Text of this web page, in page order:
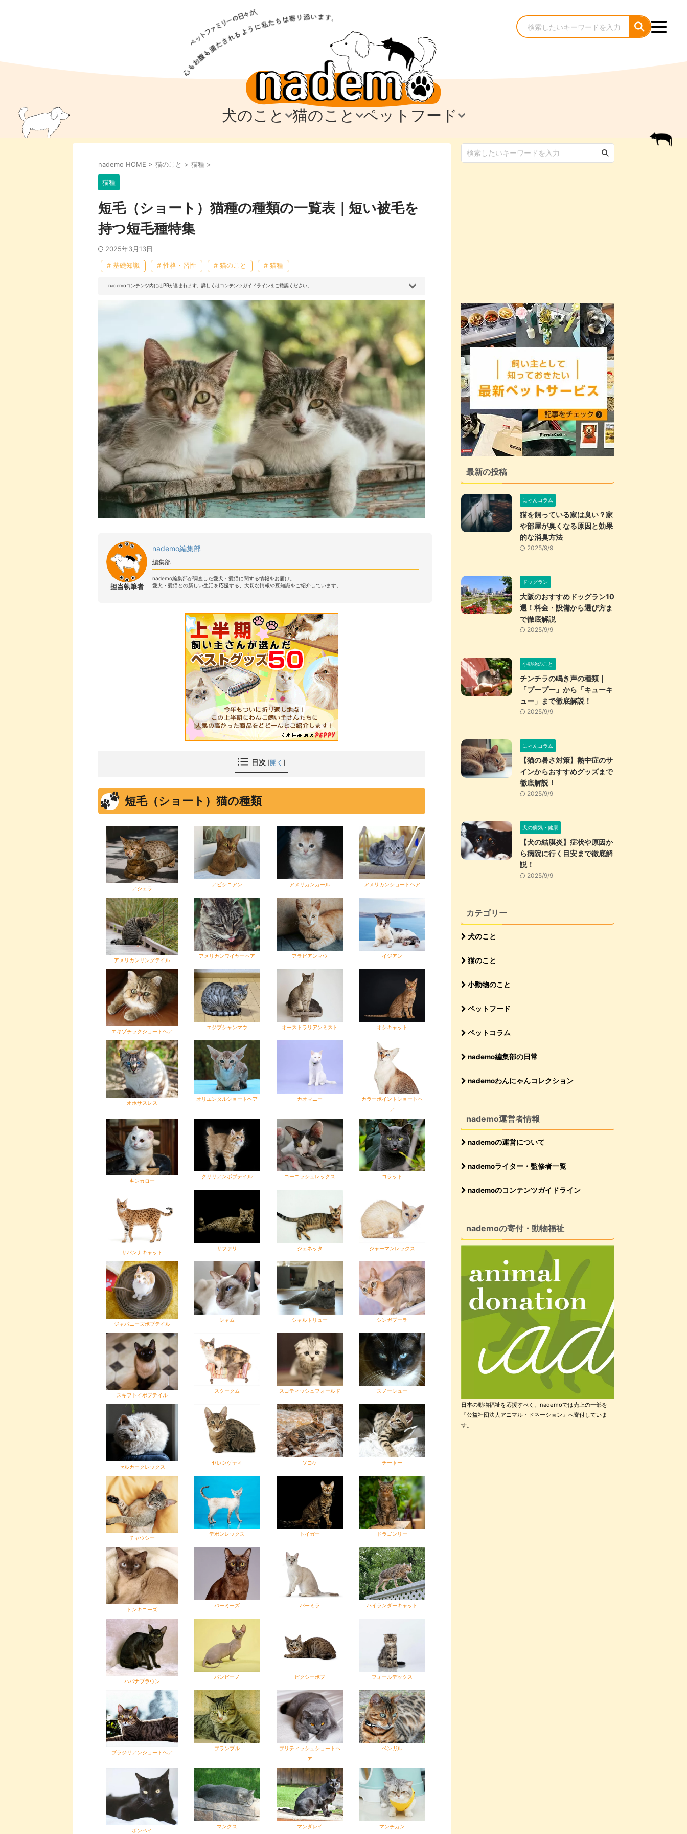
犬のこと
犬のこと
犬のケア・お手入れ
犬のしつけ
犬のアイテム
猫のこと
猫のこと
猫のケア・お手入れ
猫のしつけ
猫のアイテム
ペットフード
ペットフード
nademo HOME > 猫のこと > 猫種 >
猫種
短毛（ショート）猫種の種類の一覧表｜短い被毛を
持つ短毛種特集
2025年3月13日
# 基礎知識 # 性格・習性 # 猫のこと # 猫種
nademoコンテンツ内にはPRが含まれます。詳しくはコンテンツガイドラインをご確認ください。
担当執筆者
nademo編集部
編集部
nademo編集部が調査した愛犬・愛猫に関する情報をお届け。
愛犬・愛猫との新しい生活を応援する、大切な情報や豆知識をご紹介しています。
目次 [開く ]
短毛（ショート）猫の種類
アシェラ
アビシニアン アメリカンカール アメリカンショートヘア
アメリカンリングテイル
アメリカンワイヤーヘア アラビアンマウ イジアン
エキゾチックショートヘア
エジプシャンマウ オーストラリアンミスト オシキャット
オホサスレス
オリエンタルショートヘア カオマニー
カラーポイントショートヘ
ア
キンカロー
クリリアンボブテイル コーニッシュレックス コラット
サバンナキャット
サファリ ジェネッタ ジャーマンレックス
ジャパニーズボブテイル
シャム シャルトリュー シンガプーラ
スキフトイボブテイル
スクークム スコティッシュフォールド スノーシュー
セルカークレックス
セレンゲティ ソコケ チートー
チャウシー
デボンレックス トイガー ドラゴンリー
トンキニーズ
バーミーズ バーミラ ハイランダーキャット
ハバナブラウン
バンビーノ ピクシーボブ フォールデックス
ブラジリアンショートヘア
ブランブル
ブリティッシュショートヘ
ア
ベンガル
ボンベイ
マンクス マンダレイ マンチカン
最新の投稿
にゃんコラム
猫を飼っている家は臭い？家
や部屋が臭くなる原因と効果
的な消臭方法
2025/9/9
ドッグラン
大阪のおすすめドッグラン10
選！料金・設備から選び方ま
で徹底解説
2025/9/9
小動物のこと
チンチラの鳴き声の種類｜
「プープー」から「キューキ
ュー」まで徹底解説！
2025/9/9
にゃんコラム
【猫の暑さ対策】熱中症のサ
インからおすすめグッズまで
徹底解説！
2025/9/9
犬の病気・健康
【犬の結膜炎】症状や原因か
ら病院に行く目安まで徹底解
説！
2025/9/9
カテゴリー
犬のこと
猫のこと
小動物のこと
ペットフード
ペットコラム
nademo編集部の日常
nademoわんにゃんコレクション
nademo運営者情報
nademoの運営について
nademoライター・監修者一覧
nademoのコンテンツガイドライン
nademoの寄付・動物福祉
日本の動物福祉を応援すべく、nademoでは売上の一部を
『公益社団法人アニマル・ドネーション』へ寄付していま
す。